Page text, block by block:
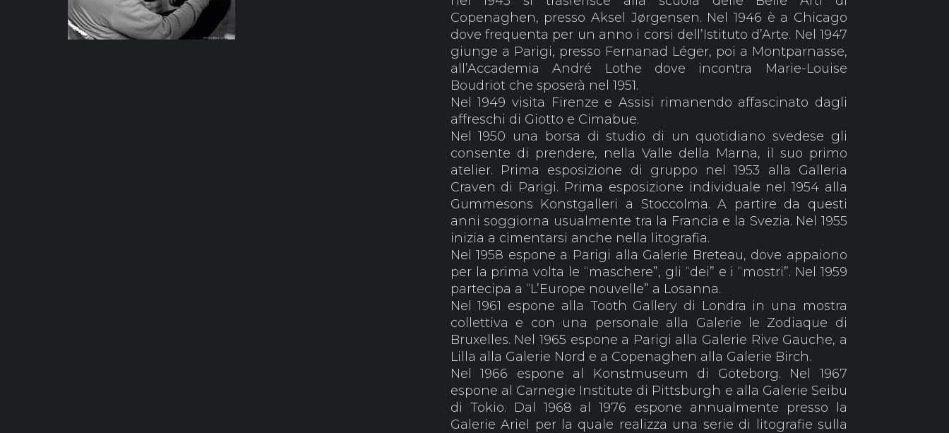
Copenaghen, presso Aksel Jørgensen. Nel 1946 è a Chicago
dove frequenta per un anno i corsi dell’Istituto d’Arte. Nel 1947
giunge a Parigi, presso Fernanad Léger, poi a Montparnasse,
all’Accademia André Lothe dove incontra Marie-Louise
Boudriot che sposerà nel 1951.
Nel 1949 visita Firenze e Assisi rimanendo affascinato dagli
affreschi di Giotto e Cimabue.
Nel 1950 una borsa di studio di un quotidiano svedese gli
consente di prendere, nella Valle della Marna, il suo primo
atelier. Prima esposizione di gruppo nel 1953 alla Galleria
Craven di Parigi. Prima esposizione individuale nel 1954 alla
Gummesons Konstgalleri a Stoccolma. A partire da questi
anni soggiorna usualmente tra la Francia e la Svezia. Nel 1955
inizia a cimentarsi anche nella litografia.
Nel 1958 espone a Parigi alla Galerie Breteau, dove appaiono
per la prima volta le “maschere”, gli “dei” e i “mostri”. Nel 1959
partecipa a “L’Europe nouvelle” a Losanna.
Nel 1961 espone alla Tooth Gallery di Londra in una mostra
collettiva e con una personale alla Galerie le Zodiaque di
Bruxelles. Nel 1965 espone a Parigi alla Galerie Rive Gauche, a
Lilla alla Galerie Nord e a Copenaghen alla Galerie Birch.
Nel 1966 espone al Konstmuseum di Göteborg. Nel 1967
espone al Carnegie Institute di Pittsburgh e alla Galerie Seibu
di Tokio. Dal 1968 al 1976 espone annualmente presso la
Galerie Ariel per la quale realizza una serie di litografie sulla